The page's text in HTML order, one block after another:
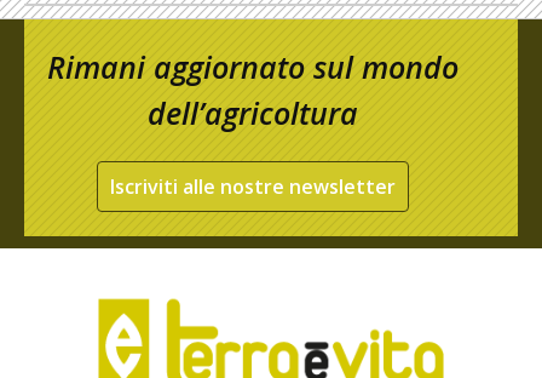
Rimani aggiornato sul mondo
dell’agricoltura
Iscriviti alle nostre newsletter